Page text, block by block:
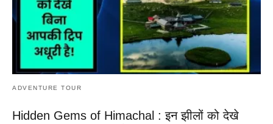
ADVENTURE TOUR
Hidden Gems of Himachal : इन झीलों को देखे